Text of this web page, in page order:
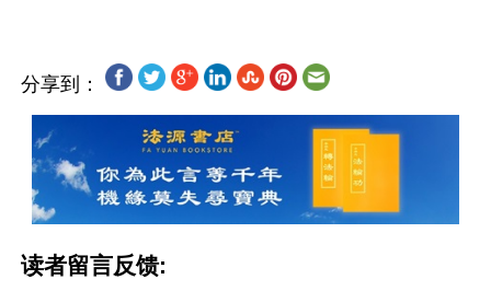
分享到：
读者留言反馈: